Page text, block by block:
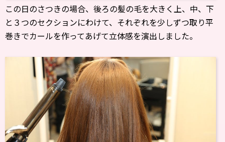
この日のさつきの場合、後ろの髪の毛を大きく上、中、下
と３つのセクションにわけて、それぞれを少しずつ取り平
巻きでカールを作ってあげて立体感を演出しました。